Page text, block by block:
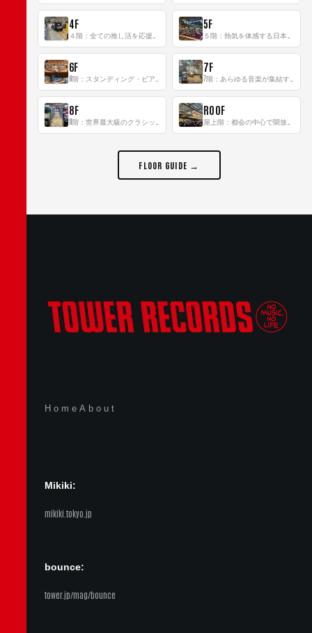
4F 5F
6F 7F
8F ROOF
FLOOR GUIDE →
Home About
Mikiki:
mikiki.tokyo.jp
bounce:
tower.jp/mag/bounce